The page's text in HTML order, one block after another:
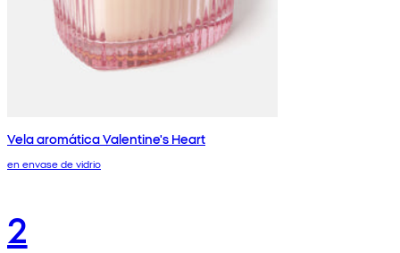
Vela aromática Valentine's Heart
en envase de vidrio
2